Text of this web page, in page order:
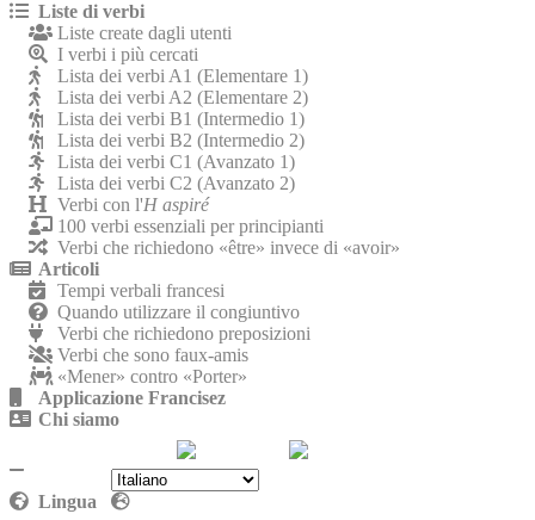
Liste di verbi
Liste create dagli utenti
I verbi i più cercati
Lista dei verbi A1 (Elementare 1)
Lista dei verbi A2 (Elementare 2)
Lista dei verbi B1 (Intermedio 1)
Lista dei verbi B2 (Intermedio 2)
Lista dei verbi C1 (Avanzato 1)
Lista dei verbi C2 (Avanzato 2)
Verbi con l'H aspiré
100 verbi essenziali per principianti
Verbi che richiedono «être» invece di «avoir»
Articoli
Tempi verbali francesi
Quando utilizzare il congiuntivo
Verbi che richiedono preposizioni
Verbi che sono faux-amis
«Mener» contro «Porter»
Applicazione Francisez
Chi siamo
Politica sulla riservatezza
Lingua